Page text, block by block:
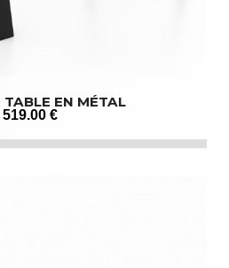
TABLE EN MÉTAL
519.00 €